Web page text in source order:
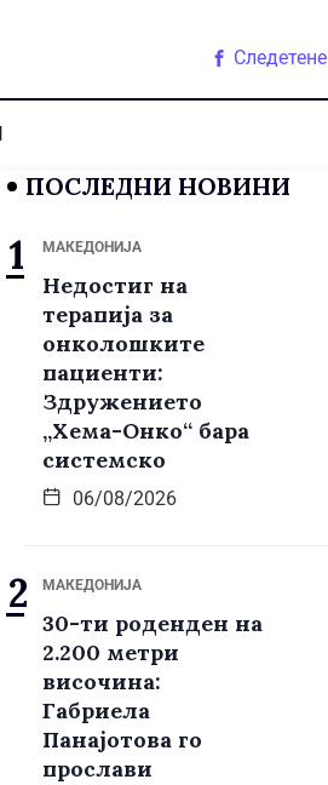
Следетене
ПОСЛЕДНИ НОВИНИ
МАКЕДОНИЈА
Недостиг на
терапија за
онколошките
пациенти:
Здружението
„Хема-Онко“ бара
системско
06/08/2026
МАКЕДОНИЈА
30-ти роденден на
2.200 метри
височина:
Габриела
Панајотова го
прослави